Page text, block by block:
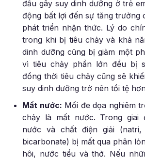
đầu gây suy dinh dưỡng ở trẻ
động bất lợi đến sự tăng trưởng
phát triển nhận thức. Lý do
trong khi bị tiêu chảy và khả
dinh dưỡng cũng bị giảm một
vì tiêu chảy phần lớn đều bị
đồng thời tiêu chảy cũng sẽ
suy dinh dưỡng trở nên tồi tệ
Mất nước: Mối đe dọa nghiêm
chảy là mất nước. Trong giai
nước và chất điện giải
bicarbonate) bị mất qua phân
hôi, nước tiểu và thở. Nếu